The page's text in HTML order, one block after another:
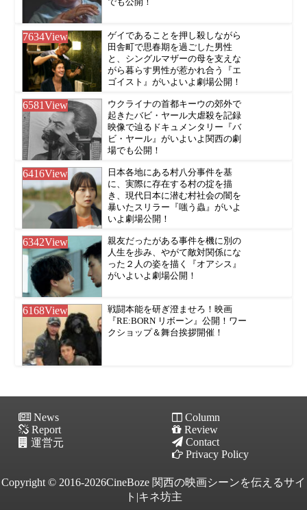
でも公開！
7634View
ゲイであることを押し殺しながら
田舎町で思春期を過ごした男性
と、シングルマザーの母を支えな
がら暮らす男性が惹かれ合う『エ
ゴイスト』がいよいよ劇場公開！
6581View
ウクライナの首都キーウの郊外で
起きたバビ・ヤール大虐殺を記録
映像で辿るドキュメンタリー『バ
ビ・ヤール』がいよいよ関西の劇
場でも公開！
6416View
日本各地にある村八分事件を基
に、実際に存在する村の掟を描
き、現代日本に潜む村社会の闇を
暴いたスリラー『嗤う蟲』がいよ
いよ劇場公開！
6342View
親友だったがある事件を機に別の
人生を歩み、やがて敵対関係にな
った２人の姿を描く『オアシス』
がいよいよ劇場公開！
6168View
戦闘本能を研ぎ澄ませろ！映画
『RE:BORN リボーン』公開！ワー
クショップ＆舞台挨拶開催！
News
Column
Report
Review
運営元
Contact
Privacy Policy
Copyright © 2016-2026CineBoze 関西の映画シーンを伝えるサイ
ト|キネ坊主